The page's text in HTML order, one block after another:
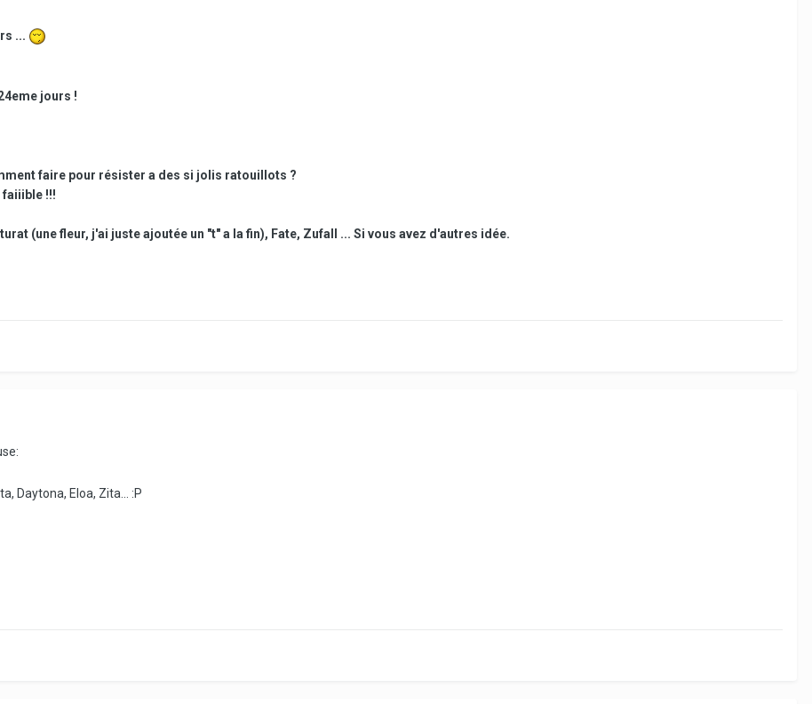
...
jours !
faire pour résister a des si jolis ratouillots ?
faiiible !!!
(une fleur, j'ai juste ajoutée un "t" a la fin), Fate, Zufall ... Si vous avez d'autres idée.
Daytona, Eloa, Zita... :P